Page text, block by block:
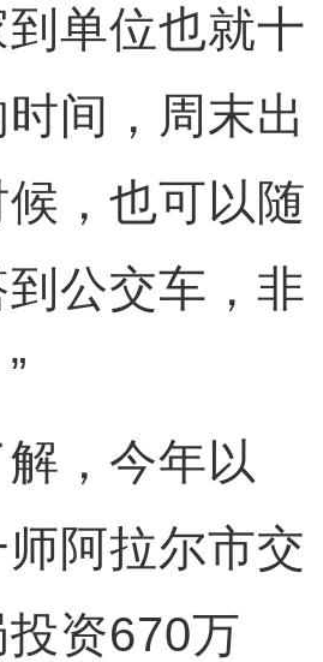
单位也就十
间，周末出
，也可以随
公交车，非
，今年以
阿拉尔市交
资670万